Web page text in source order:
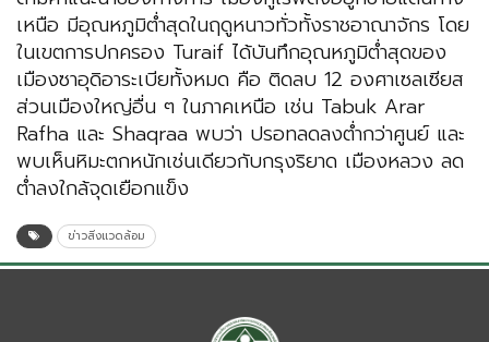
เหนือ มีอุณหภูมิต่ำสุดในฤดูหนาวทั่วทั้งราชอาณาจักร โดย
ในเขตการปกครอง Turaif ได้บันทึกอุณหภูมิต่ำสุดของ
เมืองซาอุดิอาระเบียทั้งหมด คือ ติดลบ 12 องศาเซลเซียส
ส่วนเมืองใหญ่อื่น ๆ ในภาคเหนือ เช่น Tabuk Arar
Rafha และ Shaqraa พบว่า ปรอทลดลงต่ำกว่าศูนย์ และ
พบเห็นหิมะตกหนักเช่นเดียวกับกรุงริยาด เมืองหลวง ลด
ต่ำลงใกล้จุดเยือกแข็ง
ข่าวสิ่งแวดล้อม